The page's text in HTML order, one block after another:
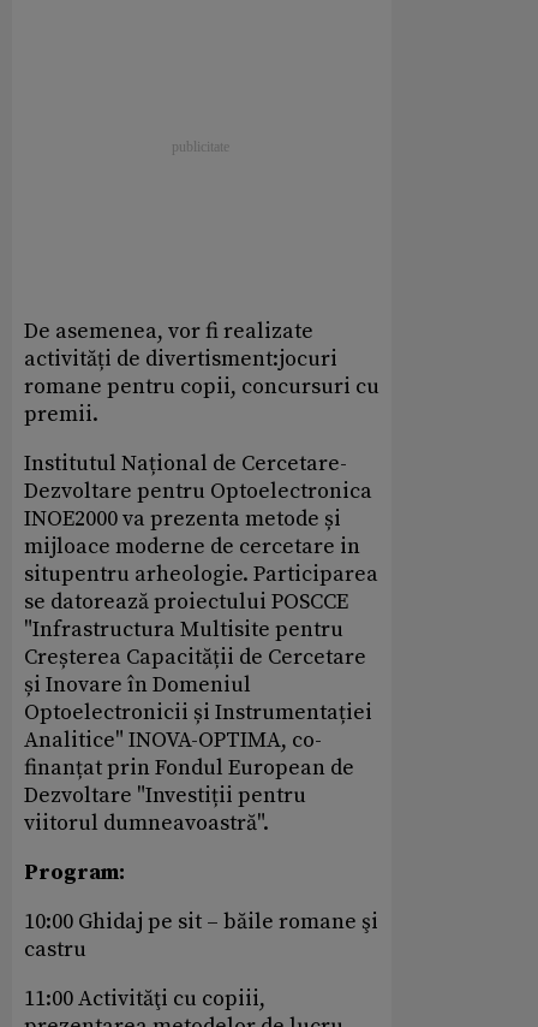
De asemenea, vor fi realizate
activități de divertisment:jocuri
romane pentru copii, concursuri cu
premii.
Institutul Național de Cercetare-
Dezvoltare pentru Optoelectronica
INOE2000 va prezenta metode și
mijloace moderne de cercetare in
situpentru arheologie. Participarea
se datorează proiectului POSCCE
"Infrastructura Multisite pentru
Creșterea Capacității de Cercetare
și Inovare în Domeniul
Optoelectronicii și Instrumentației
Analitice" INOVA-OPTIMA, co-
finanțat prin Fondul European de
Dezvoltare "Investiții pentru
viitorul dumneavoastră".
Program:
10:00 Ghidaj pe sit – băile romane şi
castru
11:00 Activităţi cu copiii,